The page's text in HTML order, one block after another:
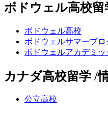
ボドウェル高校留
ボドウェル高校
ボドウェルサマープロ
ボドウェルアカデミッ
カナダ高校留学 /
公立高校